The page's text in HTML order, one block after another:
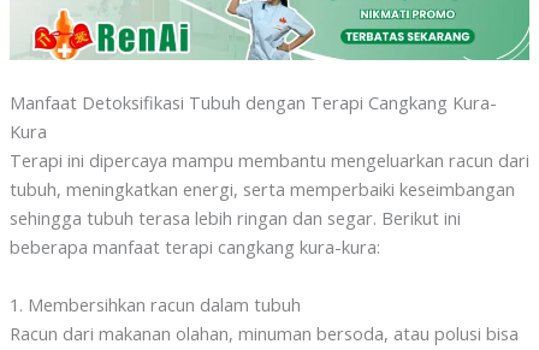
Manfaat Detoksifikasi Tubuh dengan Terapi Cangkang Kura-
Kura
Terapi ini dipercaya mampu membantu mengeluarkan racun dari
tubuh, meningkatkan energi, serta memperbaiki keseimbangan
sehingga tubuh terasa lebih ringan dan segar. Berikut ini
beberapa manfaat terapi cangkang kura-kura:
1. Membersihkan racun dalam tubuh
Racun dari makanan olahan, minuman bersoda, atau polusi bisa